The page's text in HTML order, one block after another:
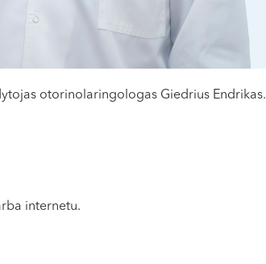
otorinolaringologas Giedrius Endrikas.
internetu.